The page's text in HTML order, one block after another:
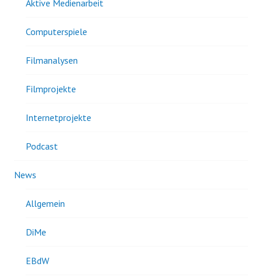
Aktive Medienarbeit
Computerspiele
Filmanalysen
Filmprojekte
Internetprojekte
Podcast
News
Allgemein
DiMe
EBdW